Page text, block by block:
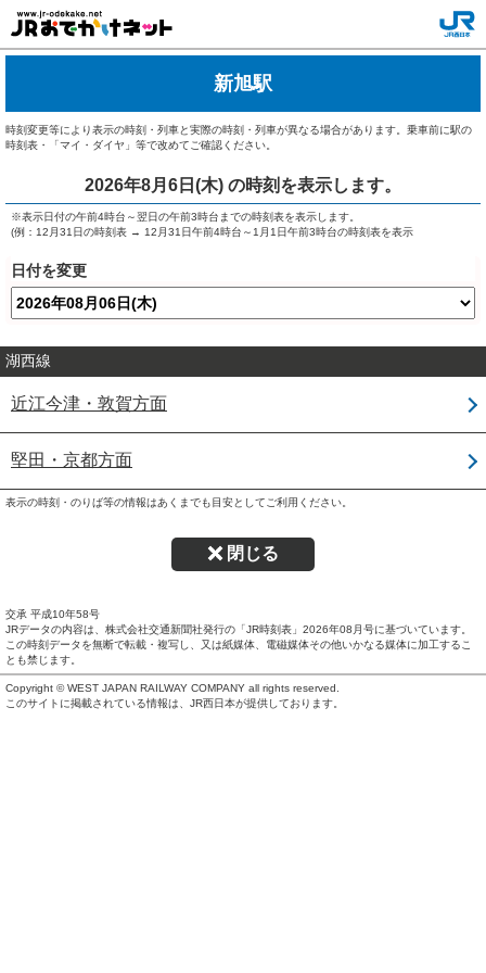
新旭駅
時刻変更等により表示の時刻・列車と実際の時刻・列車が異なる場合があります。乗車前に駅の
時刻表・「マイ・ダイヤ」等で改めてご確認ください。
2026年8月6日(木) の時刻を表示します。
日付を変更
※表示日付の午前4時台～翌日の午前3時台までの時刻表を表示します。
(例：12月31日の時刻表 → 12月31日午前4時台～1月1日午前3時台の時刻表を表示
湖西線
近江今津・敦賀方面
堅田・京都方面
表示の時刻・のりば等の情報はあくまでも目安としてご利用ください。
閉じる
交承 平成10年58号
JRデータの内容は、株式会社交通新聞社発行の「JR時刻表」 2026年08月号に基づいています。
この時刻データを無断で転載・複写し、又は紙媒体、電磁媒体その他いかなる媒体に加工するこ
とも禁じます。
Copyright © WEST JAPAN RAILWAY COMPANY all rights reserved.
このサイトに掲載されている情報は、JR西日本が提供しております。